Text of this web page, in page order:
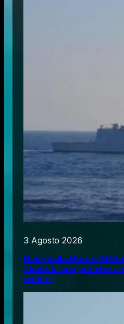
3 Agosto 2026
Nave della Marina
abborda una petroliera
ombra”